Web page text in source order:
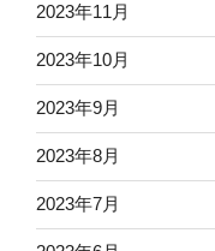
2023年11月
2023年10月
2023年9月
2023年8月
2023年7月